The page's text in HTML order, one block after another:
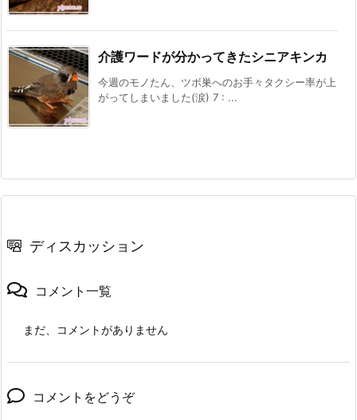
介護ワードが分かってきたシニアキンカ
今週のモノたん、ツボ巣へのお手々タクシー率が上
がってしまいました(涙) 7 : ...
ディスカッション
コメント一覧
まだ、コメントがありません
コメントをどうぞ